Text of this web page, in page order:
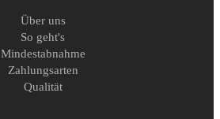
Über uns
So geht's
Mindestabnahme
Zahlungsarten
Qualität